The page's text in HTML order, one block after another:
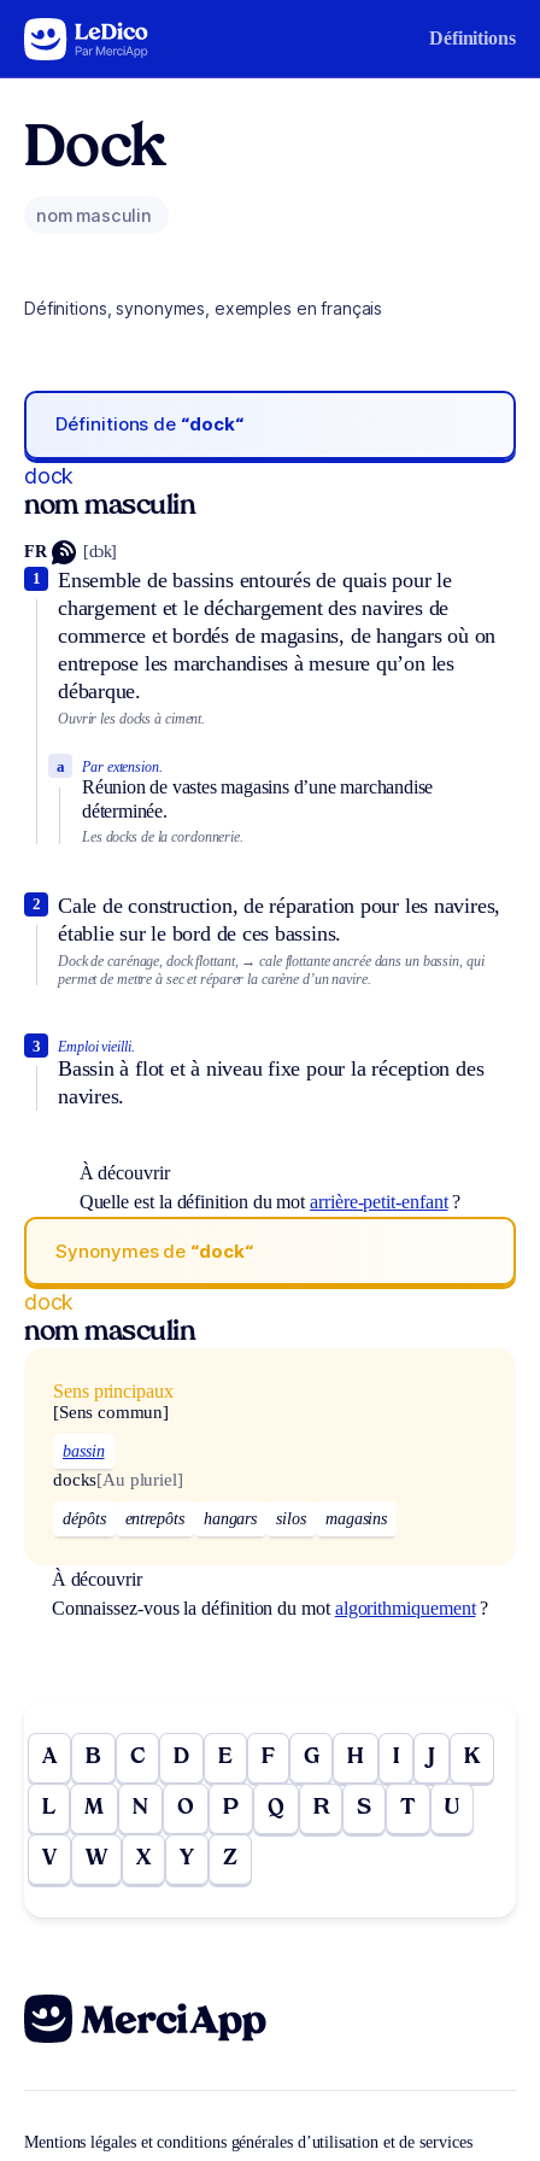
Aller au contenu Définitions
Dock
nom masculin
Définitions, synonymes, exemples en français
Définitions de “dock“
dock
nom masculin
FR [dɔk]
Ensemble de bassins entourés de quais pour le
chargement et le déchargement des navires de
commerce et bordés de magasins, de hangars où on
entrepose les marchandises à mesure qu’on les
débarque.
1
Ouvrir les docks à ciment.
Par extension.
Réunion de vastes magasins d’une marchandise
déterminée.
a
Les docks de la cordonnerie.
Cale de construction, de réparation pour les navires,
établie sur le bord de ces bassins.
2
Dock de carénage, dock flottant, → cale flottante ancrée dans un bassin, qui
permet de mettre à sec et réparer la carène d’un navire.
Emploi vieilli.
Bassin à flot et à niveau fixe pour la réception des
navires.
3
À découvrir
Quelle est la définition du motarrière-petit-enfant?
Synonymes de “dock“
dock
nom masculin
Sens principaux
[Sens commun]
bassin
docks[Au pluriel]
dépôts entrepôts hangars silos magasins
À découvrir
Connaissez-vous la définition du mot algorithmiquement?
A B C D E F G H I J K
L M N O P Q R S T U
V W X Y Z
Mentions légales et conditions générales d’utilisation et de services